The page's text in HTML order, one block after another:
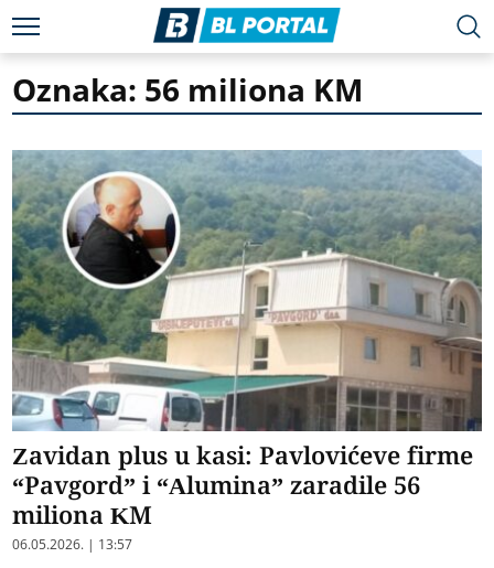
Oznaka: 56 miliona KM
Zavidan plus u kasi: Pavlovićeve firme
“Pavgord” i “Alumina” zaradile 56
miliona KM
06.05.2026. | 13:57